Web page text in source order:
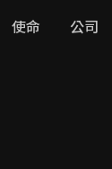
使命 公司